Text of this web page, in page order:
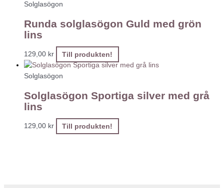
Solglasögon
Runda solglasögon Guld med grön
lins
129,00 kr Till produkten!
Solglasögon
Solglasögon Sportiga silver med grå
lins
129,00 kr Till produkten!